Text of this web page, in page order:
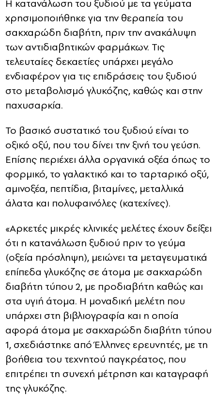
Η κατανάλωση του ξυδιού με τα γεύματα
χρησιμοποιήθηκε για την θεραπεία του
σακχαρώδη διαβήτη, πριν την ανακάλυψη
των αντιδιαβητικών φαρμάκων. Τις
τελευταίες δεκαετίες υπάρχει μεγάλο
ενδιαφέρον για τις επιδράσεις του ξυδιού
στο μεταβολισμό γλυκόζης, καθώς και στην
παχυσαρκία.
Το βασικό συστατικό του ξυδιού είναι το
οξικό οξύ, που του δίνει την ξινή του γεύση.
Επίσης περιέχει άλλα οργανικά οξέα όπως το
φορμικό, το γαλακτικό και το ταρταρικό οξύ,
αμινοξέα, πεπτίδια, βιταμίνες, μεταλλικά
άλατα και πολυφαινόλες (κατεχίνες).
«Αρκετές μικρές κλινικές μελέτες έχουν δείξει
ότι η κατανάλωση ξυδιού πριν το γεύμα
(οξεία πρόσληψη), μειώνει τα μεταγευματικά
επίπεδα γλυκόζης σε άτομα με σακχαρώδη
διαβήτη τύπου 2, με προδιαβήτη καθώς και
στα υγιή άτομα. Η μοναδική μελέτη που
υπάρχει στη βιβλιογραφία και η οποία
αφορά άτομα με σακχαρώδη διαβήτη τύπου
1, σχεδιάστηκε από Έλληνες ερευνητές, με τη
βοήθεια του τεχνητού παγκρέατος, που
επιτρέπει τη συνεχή μέτρηση και καταγραφή
της γλυκόζης.